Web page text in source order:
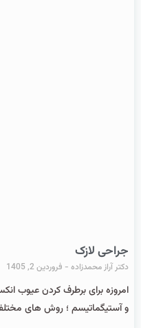
جراحی لازک
دکتر آراز محمدزاده فروردین 2, 1405
امروزه برای برطرف کردن عیوب
و آستیگماتیسم ؛ روش های